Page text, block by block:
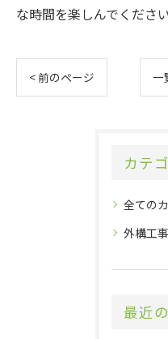
な時間を楽しんでください
< 前のページ 一
カテ
全ての
外構工事
最近